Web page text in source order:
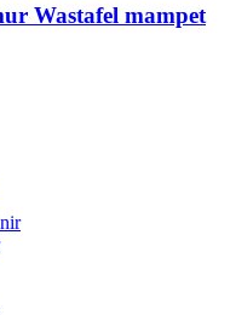
Wastafel mampet